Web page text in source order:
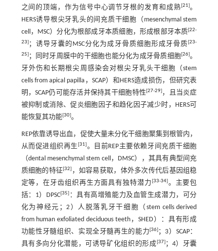
之间的顶端，作为信号中心调节牙根的发育和成熟[21]。
HERS诱导根尖牙乳头的间充质干细胞（mesenchymal stem
cell，MSC）分化为根部成牙本质细胞，形成根部牙本质[22-
23]；诱导牙囊的MSC分化为成牙骨质细胞形成牙骨质[23-
25]；同时牙周膜中的干细胞也能分化为成牙骨质细胞[26]。
牙外伤和长期根尖周感染会对根尖牙乳头干细胞（stem
cells from apical papilla，SCAP）和HERS造成损伤，但研究表
明，SCAP仍可能存活并保持其干细胞特性[27-29] ，且当炎症
被抑制或消除、促炎细胞因子和趋化因子减少时，HERS可
能恢复其功能[30]。
REP依靠诱导出血，促使大量未分化干细胞聚集到根管内，
从而促进组织再生[31]。目前REP主要依赖牙间充质干细胞
（dental mesenchymal stem cell，DMSC），其具有典型间充
质细胞的特征[32] ，如容易获取，体外多次传代后基因组稳
定等，在牙齿组织再生方面具有独特潜力 [33-34]。主要包
括：1）DPSC[35]：具有高增殖能力及血管生成潜力，可分
化为神经元；2）人脱落乳牙干细胞（stem cells derived
from human exfoliated deciduous teeth，SHED）：具有形成
功能性牙髓组织、实现全牙髓再生的能力[36] ；3）SCAP：
具有多向分化潜能，可诱导矿化组织的形成[37]；4）牙囊